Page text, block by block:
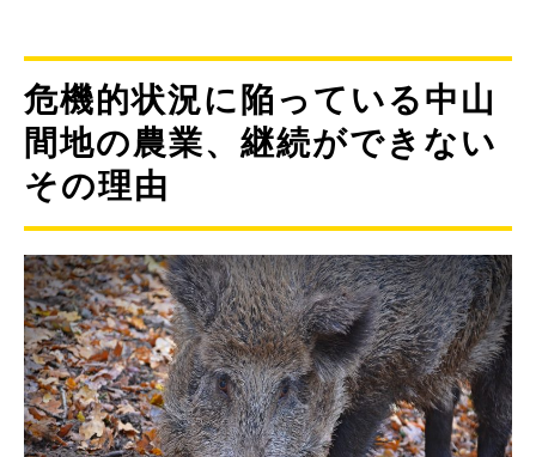
危機的状況に陥っている中山
間地の農業、継続ができない
その理由